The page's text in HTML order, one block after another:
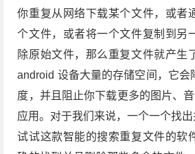
你重复从网络下载某个文件，或者
个文件，或者将一个文件复制到另
除原始文件，那么重复文件就产生
android 设备大量的存储空间，它会
度，并且阻止你下载更多的图片、
应用。对于我们来说，一个一个找出
试试这款智能的搜索重复文件的软